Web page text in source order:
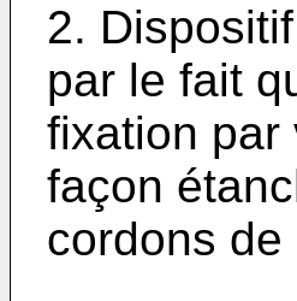
2.
par le fait
fixation par
façon
cordons